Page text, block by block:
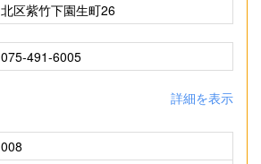
北区紫竹下園生町26
075-491-6005
詳細を表示
008